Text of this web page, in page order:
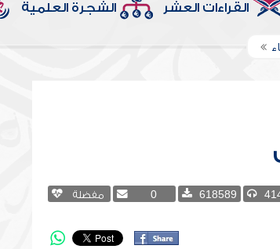
القراءات العشر الشجرة العلمية
618589
0 مفضلة